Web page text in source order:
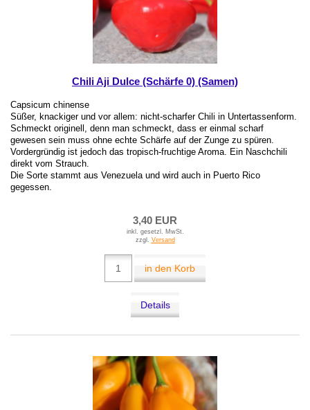
Chili Aji Dulce (Schärfe 0) (Samen)
Capsicum chinense
Süßer, knackiger und vor allem: nicht-scharfer Chili in Untertassenform.
Schmeckt originell, denn man schmeckt, dass er einmal scharf
gewesen sein muss ohne echte Schärfe auf der Zunge zu spüren.
Vordergründig ist jedoch das tropisch-fruchtige Aroma. Ein Naschchili
direkt vom Strauch.
Die Sorte stammt aus Venezuela und wird auch in Puerto Rico
gegessen.
3,40 EUR
inkl. gesetzl. MwSt.
zzgl. Versand
in den Korb
Details